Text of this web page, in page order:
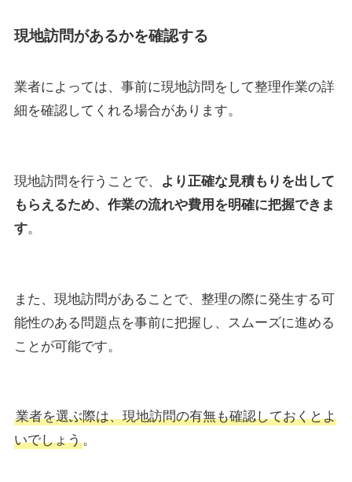
現地訪問があるかを確認する
業者によっては、事前に現地訪問をして整理作業の詳
細を確認してくれる場合があります。
現地訪問を行うことで、
より正確な見積もりを出して
もらえるため、作業の流れや費用を明確に把握できま
す。
また、現地訪問があることで、整理の際に発生する可
能性のある問題点を事前に把握し、スムーズに進める
ことが可能です。
業者を選ぶ際は、現地訪問の有無も確認しておくとよ
いでしょう。